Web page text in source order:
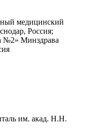
медицинский
Россия;
№2» Минздрава
им. акад. Н.Н.